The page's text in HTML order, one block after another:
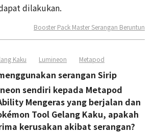
dilakukan.
Booster Pack Master Serangan Beruntun
Kaku Lumineon Metapod
serangan Sirip
sendiri kepada Metapod
Mengeras yang berjalan dan
Tool Gelang Kaku, apakah
kerusakan akibat serangan?